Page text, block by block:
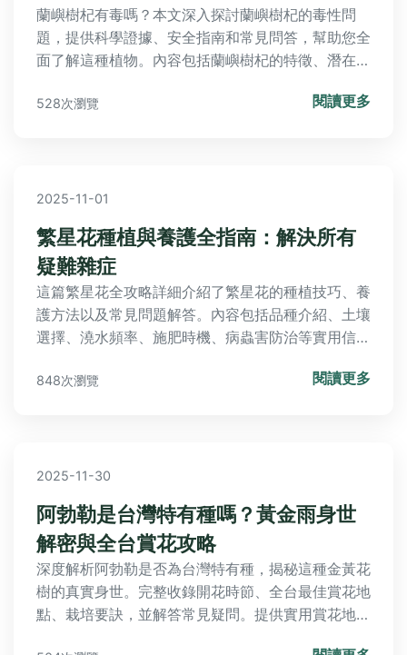
蘭嶼樹杞有毒嗎？本文深入探討蘭嶼樹杞的毒性問
題，提供科學證據、安全指南和常見問答，幫助您全
面了解這種植物。內容包括蘭嶼樹杞的特徵、潛在風
對。
528次瀏覽 閱讀更多
2025-11-01
繁星花種植與養護全指南：解決所有
疑難雜症
這篇繁星花全攻略詳細介紹了繁星花的種植技巧、養
護方法以及常見問題解答。內容包括品種介紹、土壤
選擇、澆水頻率、施肥時機、病蟲害防治等實用信
新手到專家都能成功種植繁星花。無論你是想美化庭
848次瀏覽 閱讀更多
2025-11-30
阿勃勒是台灣特有種嗎？黃金雨身世
解密與全台賞花攻略
深度解析阿勃勒是否為台灣特有種，揭秘這種金黃花
樹的真實身世。完整收錄開花時節、全台最佳賞花地
點、栽培要訣，並解答常見疑問。提供實用賞花地圖